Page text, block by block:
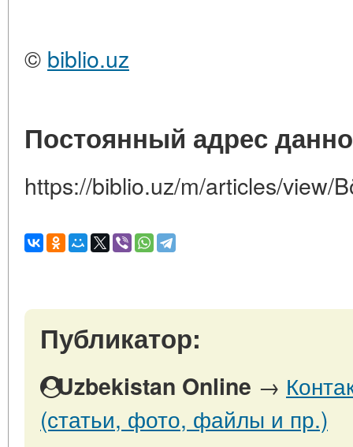
© biblio.uz
Постоянный адрес
https://biblio.uz/m/articles/view/
Публикатор:
Uzbekistan Online →
(статьи, фото, файлы и пр.)